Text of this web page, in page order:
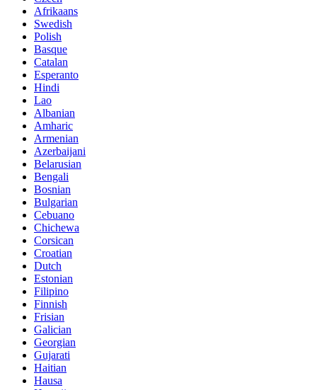
Afrikaans
Swedish
Polish
Basque
Catalan
Esperanto
Hindi
Lao
Albanian
Amharic
Armenian
Azerbaijani
Belarusian
Bengali
Bosnian
Bulgarian
Cebuano
Chichewa
Corsican
Croatian
Dutch
Estonian
Filipino
Finnish
Frisian
Galician
Georgian
Gujarati
Haitian
Hausa